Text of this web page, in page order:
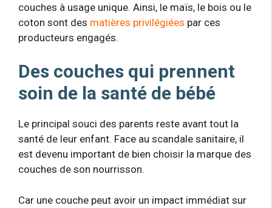
couches à usage unique. Ainsi, le maïs, le bois ou le
coton sont des matières privilégiées par ces
producteurs engagés.
Des couches qui prennent
soin de la santé de bébé
Le principal souci des parents reste avant tout la
santé de leur enfant. Face au scandale sanitaire, il
est devenu important de bien choisir la marque des
couches de son nourrisson.
Car une couche peut avoir un impact immédiat sur